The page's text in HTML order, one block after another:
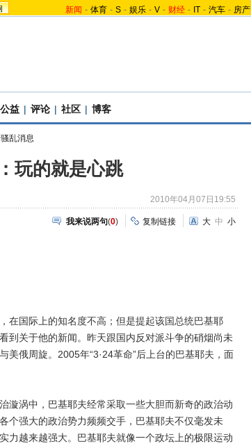
新闻 - 体育 - S - 娱乐 - V - 财经 - IT - 汽车 - 房产
公益 | 评论 | 社区 | 博客
乱消息
玩的就是心跳
2010年04月07日19:55
我来说两句(0) 复制链接 大 中 小
国际上的知名度不高；但是提起该国总统巴基耶
到关于他的新闻。昨天跟国内反对派斗争的硝烟尚未
美俄周旋。2005年“3·24革命”后上台的巴基耶夫，面
涡中，巴基耶夫经常采取一些大胆而新奇的政治动
个强大的政治势力频频交手，巴基耶夫不仅毫发未
力越来越强大。巴基耶夫就像一个政坛上的极限运动